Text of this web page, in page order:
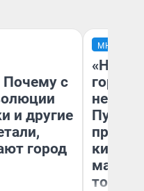
Почему с
и другие
город
МНЕНИЕ
«Нет
того